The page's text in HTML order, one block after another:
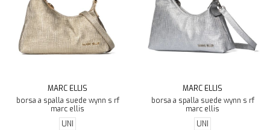
MARC ELLIS
borsa a spalla suede wynn s rf
marc ellis
UNI
MARC ELLIS
borsa a spalla suede wynn s rf
marc ellis
UNI